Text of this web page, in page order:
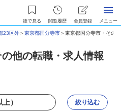
後で見る 閲覧履歴 会員登録 メニュー
23区外＞東京都国分寺市＞東京都国分寺市・その
他の転職・求人情報
絞り込む